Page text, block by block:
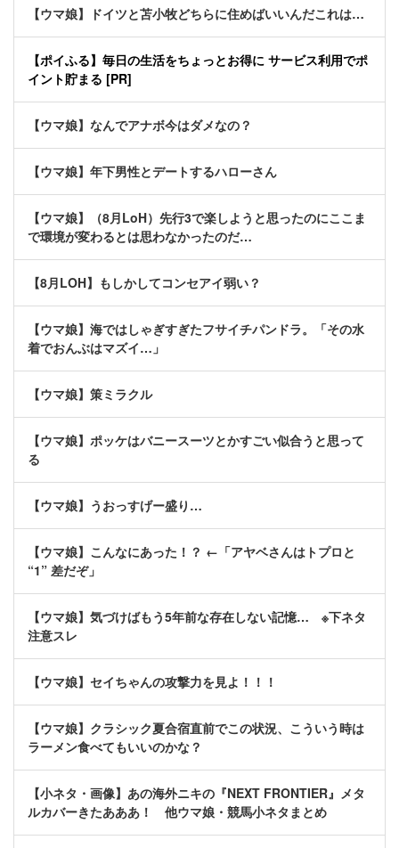
【ウマ娘】ドイツと苫小牧どちらに住めばいいんだこれは…
【ポイふる】毎日の生活をちょっとお得に サービス利用でポ
イント貯まる [PR]
【ウマ娘】なんでアナボ今はダメなの？
【ウマ娘】年下男性とデートするハローさん
【ウマ娘】（8月LoH）先行3で楽しようと思ったのにここま
で環境が変わるとは思わなかったのだ…
【8月LOH】もしかしてコンセアイ弱い？
【ウマ娘】海ではしゃぎすぎたフサイチパンドラ。「その水
着でおんぶはマズイ…」
【ウマ娘】策ミラクル
【ウマ娘】ポッケはバニースーツとかすごい似合うと思って
る
【ウマ娘】うおっすげー盛り…
【ウマ娘】こんなにあった！？ ←「アヤベさんはトプロと
“1” 差だぞ」
【ウマ娘】気づけばもう5年前な存在しない記憶… ※下ネタ
注意スレ
【ウマ娘】セイちゃんの攻撃力を見よ！！！
【ウマ娘】クラシック夏合宿直前でこの状況、こういう時は
ラーメン食べてもいいのかな？
【小ネタ・画像】あの海外ニキの『NEXT FRONTIER』メタ
ルカバーきたあああ！ 他ウマ娘・競馬小ネタまとめ